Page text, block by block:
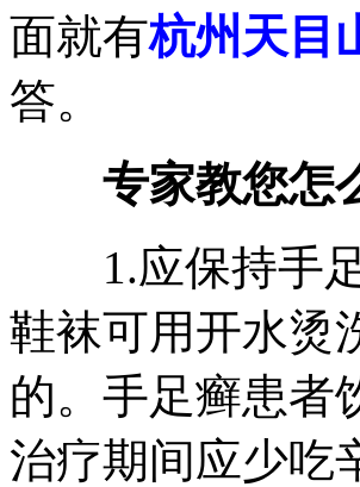
面就有杭州天目
答。
专家教您怎
1.应保持手足
鞋袜可用开水烫
的。手足癣患者
治疗期间应少吃